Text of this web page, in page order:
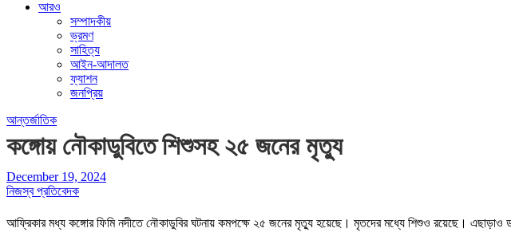
আরও
সম্পাদকীয়
ভ্রমণ
সাহিত্য
আইন-আদালত
ফ্যাশন
জনপ্রিয়
আন্তর্জাতিক
কঙ্গোয় নৌকাডুবিতে শিশুসহ ২৫ জনের মৃত্যু
December 19, 2024
নিজস্ব প্রতিবেদক
আফ্রিকার মধ্য কঙ্গোর ফিমি নদীতে নৌকাডুবির ঘটনায় কমপক্ষে ২৫ জনের মৃত্যু হয়েছে। মৃতদের মধ্যে শিশুও রয়েছে। এছাড়াও